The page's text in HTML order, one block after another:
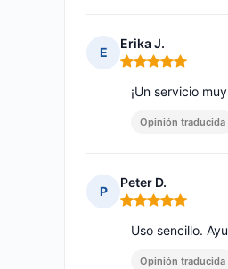
E
Erika J.
Nota: 5 de 5
¡Un servicio
Opinión traducida
P
Peter D.
Nota: 5 de 5
Uso sencillo.
Opinión traducida